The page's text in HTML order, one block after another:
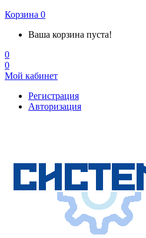
Корзина 0
Ваша корзина пуста!
0
0
Мой кабинет
Регистрация
Авторизация